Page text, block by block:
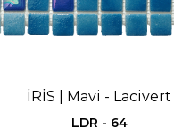
İRİS | Mavi - Lacivert
LDR - 64